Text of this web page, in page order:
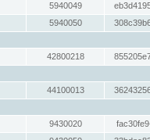
5940049
5940050
42800218
44100013
9430020